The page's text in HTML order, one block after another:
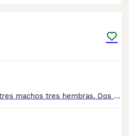
Nueva camada de perros de agua tres machos tres hembras. Dos de las hembras razonas de nacimiento. Se entregan vacunados desparacitado y con cartilla, se recojen en granada. Para mas información por wasap Macho 500 Hembra 550 Hembras razonas 600